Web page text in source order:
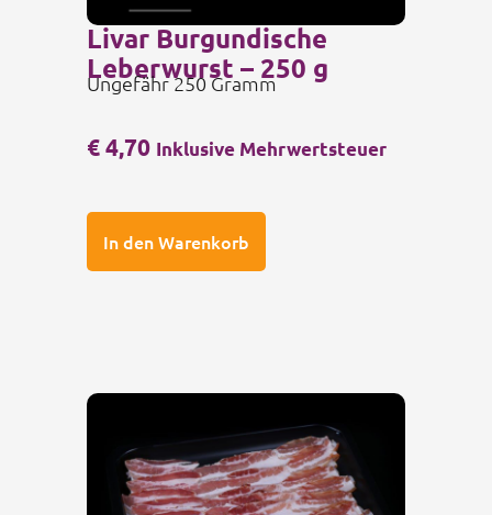
€4,70 Inklusive Mehrwertsteuer
In den Warenkorb
Livar Burgundische
Leberwurst – 250 g
Ungefähr 250 Gramm